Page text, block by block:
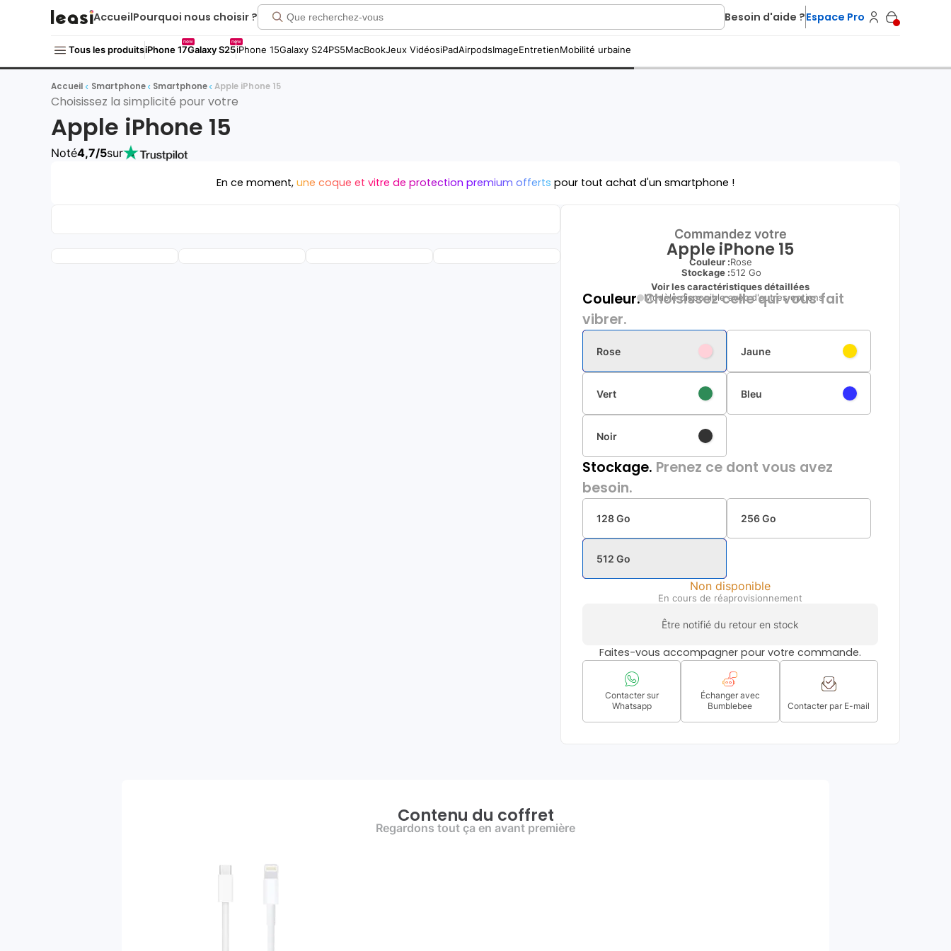
AccueilPourquoi nous choisir ? Besoin d'aide ?Espace Pro
Tous les produitsiPhone 17
new
Galaxy S25
new
iPhone 15Galaxy S24PS5MacBookJeux VidéosiPadAirpodsImageEntretienMobilité urbaine
Accueil Smartphone Smartphone Apple iPhone 15
Choisissez la simplicité pour votre
Apple iPhone 15
Noté4,7/5sur
En ce moment, une coque et vitre de protection premium offerts pour tout achat d'un smartphone !
Commandez votre
Apple iPhone 15
Couleur :Rose
Stockage :512 Go
Voir les caractéristiques détaillées
Modèle disponible avec d'autres options
Couleur.Choisissez celle qui vous fait
vibrer.
Rose Jaune
Vert Bleu
Noir
Stockage. Prenez ce dont vous avez
besoin.
128 Go 256 Go
512 Go
Non disponible
En cours de réaprovisionnement
Être notifié du retour en stock
Faites-vous accompagner pour votre commande.
Contacter sur
Whatsapp
Échanger avec
Bumblebee
Contacter par E-mail
Contenu du coffret
Regardons tout ça en avant première